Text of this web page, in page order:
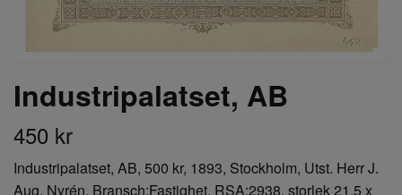
Industripalatset, AB
450 kr
Industripalatset, AB, 500 kr, 1893, Stockholm, Utst. Herr J.
Aug. Nyrén, Bransch:Fastighet, RSA:2938, storlek 21,5 x